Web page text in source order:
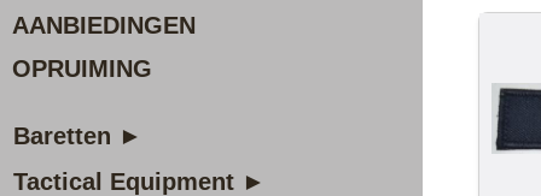
AANBIEDINGEN
OPRUIMING
Baretten ►
Tactical Equipment ►